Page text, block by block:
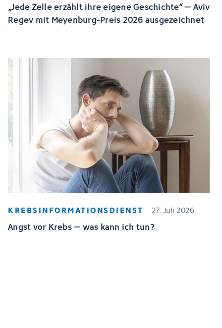
„Jede Zelle erzählt ihre eigene Geschichte“ – Aviv
Regev mit Meyenburg-Preis 2026 ausgezeichnet
KREBSINFORMATIONSDIENST 27. Juli 2026
Angst vor Krebs – was kann ich tun?